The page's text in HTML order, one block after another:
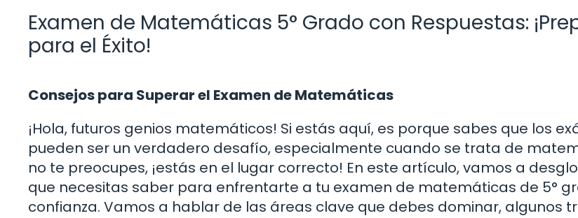
Examen de Matemáticas 5° Grado con Respuestas:
para el Éxito!
Consejos para Superar el Examen de Matemáticas
¡Hola, futuros genios matemáticos! Si estás aquí, es porque sabes que los
pueden ser un verdadero desafío, especialmente cuando se trata de
no te preocupes, ¡estás en el lugar correcto! En este artículo, vamos a
que necesitas saber para enfrentarte a tu examen de matemáticas de 5°
confianza. Vamos a hablar de las áreas clave que debes dominar, algunos